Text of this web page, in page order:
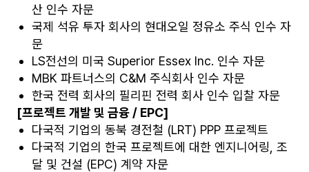
산 인수 자문
국제 석유 투자 회사의 현대오일 정유소 주식 인수 자
문
LS전선의 미국 Superior Essex Inc. 인수 자문
MBK 파트너스의 C&M 주식회사 인수 자문
한국 전력 회사의 필리핀 전력 회사 인수 입찰 자문
[프로젝트 개발 및 금융 / EPC]
다국적 기업의 동북 경전철 (LRT) PPP 프로젝트
다국적 기업의 한국 프로젝트에 대한 엔지니어링, 조
달 및 건설 (EPC) 계약 자문